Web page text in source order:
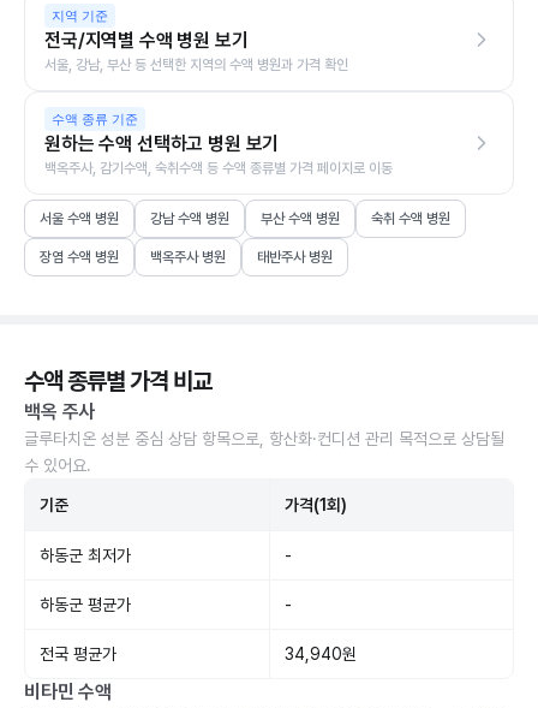
지역 기준
전국/지역별 수액 병원 보기
서울, 강남, 부산 등 선택한 지역의 수액 병원과 가격 확인
수액 종류 기준
원하는 수액 선택하고 병원 보기
백옥주사, 감기수액, 숙취수액 등 수액 종류별 가격 페이지로 이동
서울 수액 병원 강남 수액 병원 부산 수액 병원 숙취 수액 병원
장염 수액 병원 백옥주사 병원 태반주사 병원
수액 종류별 가격 비교
백옥 주사
글루타치온 성분 중심 상담 항목으로, 항산화·컨디션 관리 목적으로 상담될
수 있어요.
기준 가격(1회)
하동군 최저가 -
하동군 평균가 -
전국 평균가 34,940원
비타민 수액